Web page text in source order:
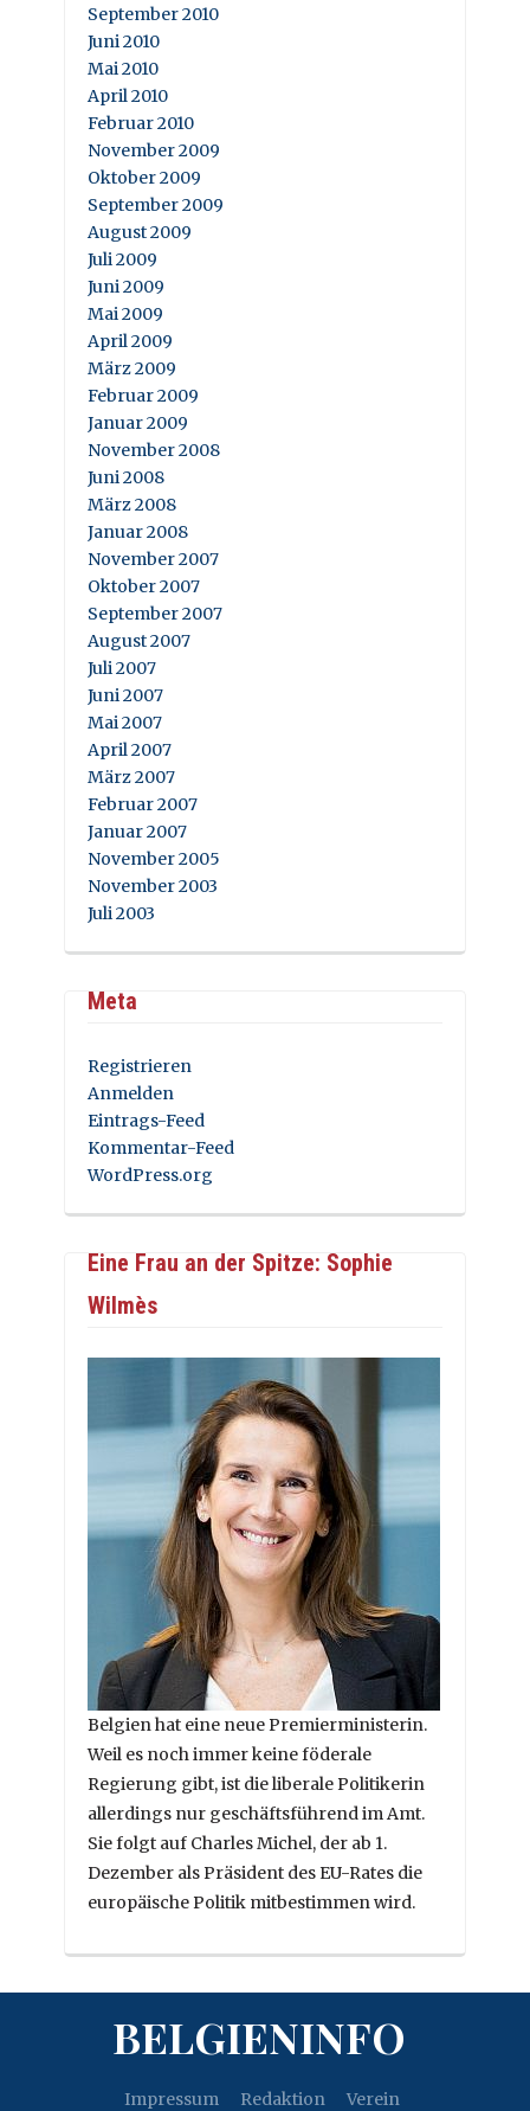
September 2010
Juni 2010
Mai 2010
April 2010
Februar 2010
November 2009
Oktober 2009
September 2009
August 2009
Juli 2009
Juni 2009
Mai 2009
April 2009
März 2009
Februar 2009
Januar 2009
November 2008
Juni 2008
März 2008
Januar 2008
November 2007
Oktober 2007
September 2007
August 2007
Juli 2007
Juni 2007
Mai 2007
April 2007
März 2007
Februar 2007
Januar 2007
November 2005
November 2003
Juli 2003
Meta
Registrieren
Anmelden
Eintrags-Feed
Kommentar-Feed
WordPress.org
Eine Frau an der Spitze: Sophie
Wilmès
Belgien hat eine neue Premierministerin.
Weil es noch immer keine föderale
Regierung gibt, ist die liberale Politikerin
allerdings nur geschäftsführend im Amt.
Sie folgt auf Charles Michel, der ab 1.
Dezember als Präsident des EU-Rates die
europäische Politik mitbestimmen wird.
BELGIENINFO
Impressum Redaktion Verein